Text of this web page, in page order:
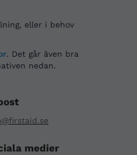
eller i behov
. Det går även bra
nedan.
medier